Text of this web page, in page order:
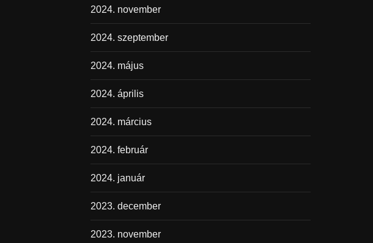
2024. november
2024. szeptember
2024. május
2024. április
2024. március
2024. február
2024. január
2023. december
2023. november